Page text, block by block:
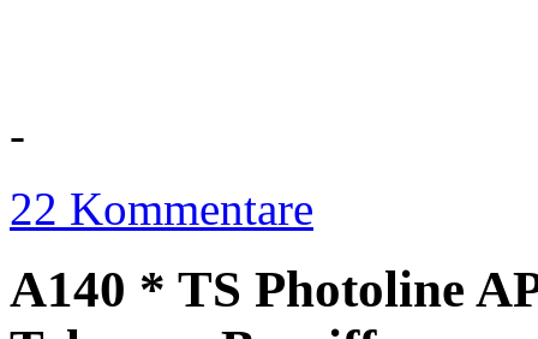
-
22 Kommentare
A140 * TS Photoline